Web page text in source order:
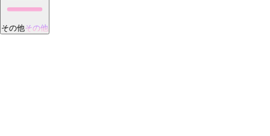
その他その他